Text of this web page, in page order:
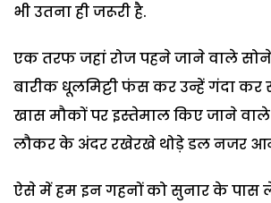
भी उतना ही जरूरी है.
एक तरफ जहां रोज पहने जाने वाले
बारीक धूलमिट्टी फंस कर उन्हें गंदा कर
खास मौकों पर इस्तेमाल किए जाने
लौकर के अंदर रखेरखे थोड़े डल नजर
ऐसे में हम इन गहनों को सुनार के पास